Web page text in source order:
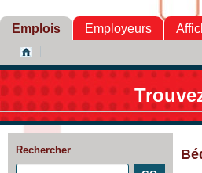
Emplois Employeurs
Rechercher